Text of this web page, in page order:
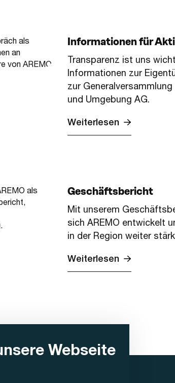
Webseite
Informationen für
Transparenz ist uns
Informationen zur
zur
und Umgebung AG.
Weiterlesen
Geschäftsbericht
Mit unserem
sich AREMO entwickelt
in der Region weiter
Weiterlesen